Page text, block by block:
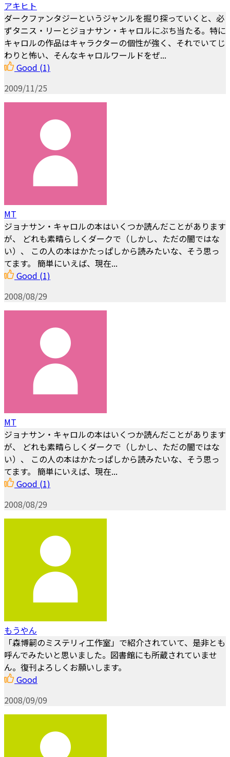
アキヒト
ダークファンタジーというジャンルを掘り探っていくと、必
ずタニス・リーとジョナサン・キャロルにぶち当たる。特に
キャロルの作品はキャラクターの個性が強く、それでいてじ
わりと怖い、そんなキャロルワールドをぜ...
Good (1)
2009/11/25
MT
ジョナサン・キャロルの本はいくつか読んだことがあります
が、 どれも素晴らしくダークで（しかし、ただの闇ではな
い）、 この人の本はかたっぱしから読みたいな、そう思っ
てます。 簡単にいえば、現在...
Good (1)
2008/08/29
MT
ジョナサン・キャロルの本はいくつか読んだことがあります
が、 どれも素晴らしくダークで（しかし、ただの闇ではな
い）、 この人の本はかたっぱしから読みたいな、そう思っ
てます。 簡単にいえば、現在...
Good (1)
2008/08/29
もうやん
「森博嗣のミステリィ工作室」で紹介されていて、是非とも
呼んでみたいと思いました。図書館にも所蔵されていませ
ん。復刊よろしくお願いします。
Good
2008/09/09